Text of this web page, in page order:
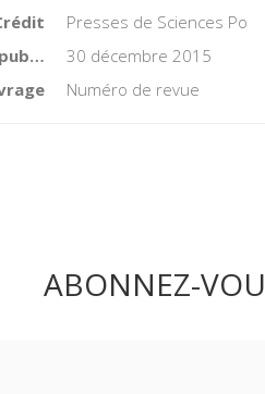
Presses de Sciences Po
Date de première publication du titre
30 décembre 2015
Numéro de revue
ABONNEZ-